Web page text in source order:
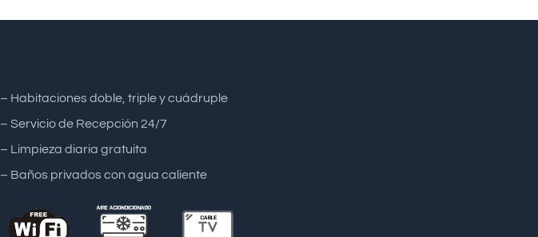
– Habitaciones doble, triple y cuádruple
– Servicio de Recepción 24/7
– Limpieza diaria gratuita
– Baños privados con agua caliente